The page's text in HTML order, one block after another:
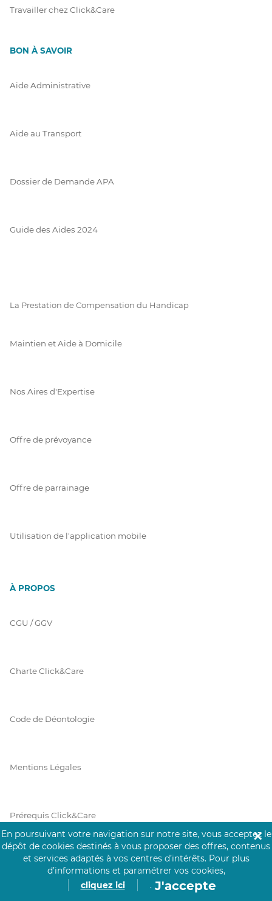
Travailler chez Click&Care
BON À SAVOIR
Aide Administrative
Aide au Transport
Dossier de Demande APA
Guide des Aides 2024
La Prestation de Compensation du Handicap
Maintien et Aide à Domicile
Nos Aires d'Expertise
Offre de prévoyance
Offre de parrainage
Utilisation de l'application mobile
À PROPOS
CGU / GGV
Charte Click&Care
Code de Déontologie
Mentions Légales
Prérequis Click&Care
Protection des Données
En poursuivant votre navigation sur notre site, vous acceptez le
dépôt de cookies destinés à vous proposer des offres, contenus
et services adaptés à vos centres d’intérêts. Pour plus
d’informations et paramétrer vos cookies,
cliquez ici
. J'accepte
✕